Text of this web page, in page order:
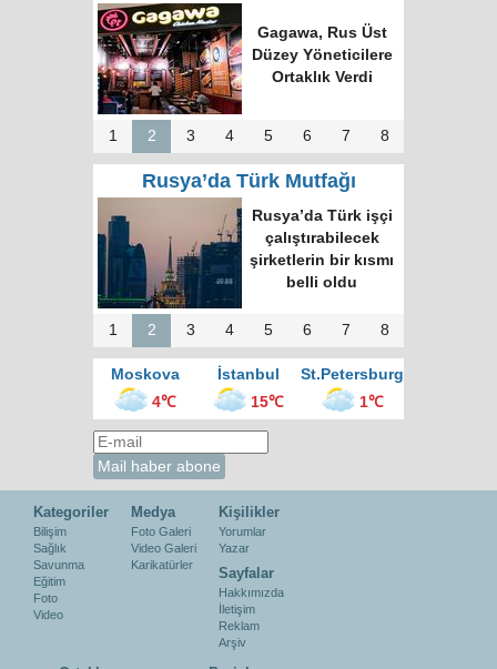
Türk Dünyasında
Tek Bilgi Alanı
Hedefi: Bişkek
Zirvesi ve Yeni
İnsiyatifler
1 2 3 4 5 6 7 8
Rusya’da Türk Mutfağı
Moskova’nın en
büyük kültür
merkezinde “Türk
Kahvesi Gecesi”
düzenlendi
1 2 3 4 5 6 7 8
Moskova İstanbul
St.Petersburg
4℃
15℃ 1℃
Kategoriler
Bilişim
Sağlık
Savunma
Eğitim
Foto
Video
Medya
Foto Galeri
Video Galeri
Karikatürler
Kişilikler
Yorumlar
Yazar
Sayfalar
Hakkımızda
İletişim
Reklam
Arşiv